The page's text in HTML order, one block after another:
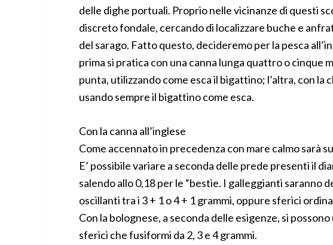
delle dighe portuali. Proprio nelle vicinanze di questi
discreto fondale, cercando di localizzare buche e
del sarago. Fatto questo, decideremo per la pesca
prima si pratica con una canna lunga quattro o cinque
punta, utilizzando come esca il bigattino; l’altra, con la
usando sempre il bigattino come esca.
Con la canna all’inglese
Come accennato in precedenza con mare calmo sarà
E’ possibile variare a seconda delle prede presenti il
salendo allo 0,18 per le “bestie. I galleggianti saranno
oscillanti tra i 3 + 1 o 4 + 1 grammi, oppure sferici
Con la bolognese, a seconda delle esigenze, si
sferici che fusiformi da 2, 3 e 4 grammi.